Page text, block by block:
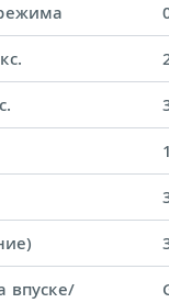
впуске/